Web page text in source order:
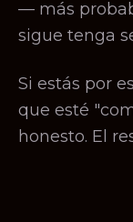
— más
sigue tenga
Si estás por
que esté
honesto. El